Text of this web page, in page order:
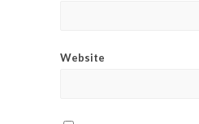
Website